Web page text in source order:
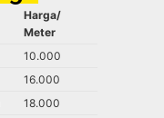
Harga/
Meter
10.000
16.000
18.000